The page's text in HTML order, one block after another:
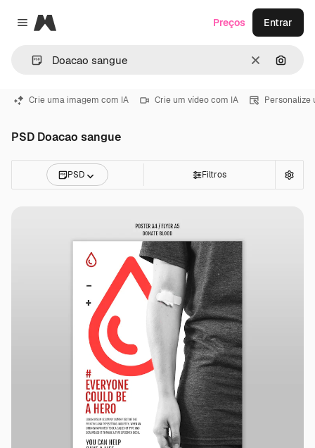
Close menu
Magnific
Limpar
Preços Entrar
Crie uma imagem com IA Crie um vídeo com IA Personalize
PSD Doacao sangue
PSD Filtros